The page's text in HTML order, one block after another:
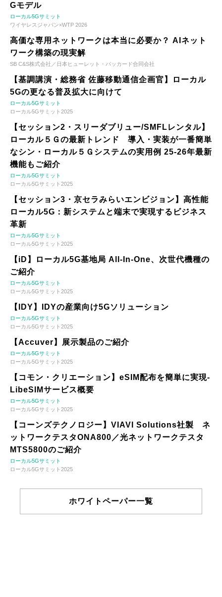
Gモデル
ローカル5Gサミット
ワイヤレスジャパン×WTP 2026
高価な専用ネットワークは本当に必要か？ AIネット
ワーク構築の現実解
SB C&S株式会社／日本ヒューレット・パッカード合同会社
【基調講演・総務省 佐藤移動通信企画官】ローカル
5Gの更なる普及拡大に向けて
ローカル5Gサミット
ローカル5Gサミット2025
【セッション2・スリーダブリュー/SMFLレンタル】
ローカル５Ｇの最新トレンド 導入・実装が一番簡単
なシン・ローカル５Ｇシステムの実用例 25-26年最新
機能もご紹介
ローカル5Gサミット
ローカル5Gサミット2025
【セッション3・京セラみらいエンビジョン】高性能
ローカル5G：新システムと端末で実現するビジネス
革新
ローカル5Gサミット
ローカル5Gサミット2025
【iD】ローカル5G基地局 All-In-One、次世代機種の
ご紹介
ローカル5Gサミット
ローカル5Gサミット2025
【IDY】IDYの産業向け5Gソリューション
ローカル5Gサミット
ローカル5Gサミット2025
【Accuver】展示製品のご紹介
ローカル5Gサミット
ローカル5Gサミット2025
【コモン・クリエーション】eSIM配布を簡単に実現-
LibeSIMサービス概要
ローカル5Gサミット
ローカル5Gサミット2025
【コーンズテクノロジー】VIAVI Solutions社製 ネ
ットワークテスタONA800／光ネットワークテスタ
MTS5800のご紹介
ローカル5Gサミット
ローカル5Gサミット2025
ホワイトペーパー一覧